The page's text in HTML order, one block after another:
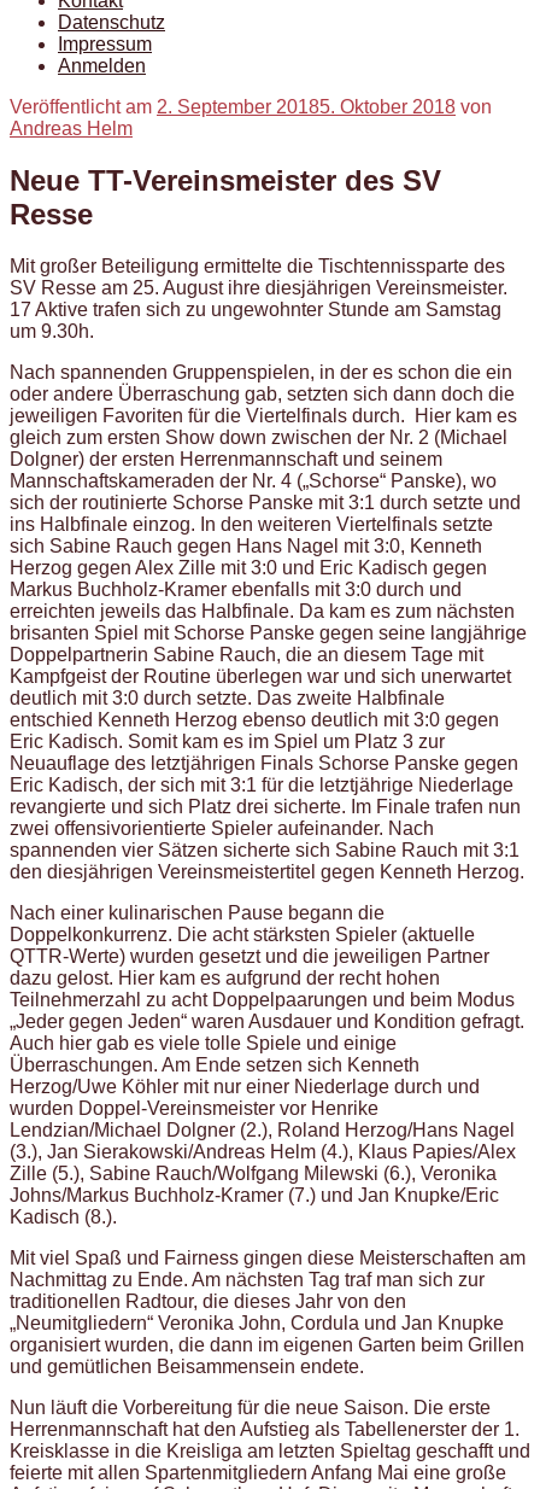
Datenschutz
Impressum
Anmelden
Veröffentlicht am 2. September 20185. Oktober 2018 von
Andreas Helm
Neue TT-Vereinsmeister des SV
Resse
Mit großer Beteiligung ermittelte die Tischtennissparte des
SV Resse am 25. August ihre diesjährigen Vereinsmeister.
17 Aktive trafen sich zu ungewohnter Stunde am Samstag
um 9.30h.
Nach spannenden Gruppenspielen, in der es schon die ein
oder andere Überraschung gab, setzten sich dann doch die
jeweiligen Favoriten für die Viertelfinals durch. Hier kam es
gleich zum ersten Show down zwischen der Nr. 2 (Michael
Dolgner) der ersten Herrenmannschaft und seinem
Mannschaftskameraden der Nr. 4 („Schorse“ Panske), wo
sich der routinierte Schorse Panske mit 3:1 durch setzte und
ins Halbfinale einzog. In den weiteren Viertelfinals setzte
sich Sabine Rauch gegen Hans Nagel mit 3:0, Kenneth
Herzog gegen Alex Zille mit 3:0 und Eric Kadisch gegen
Markus Buchholz-Kramer ebenfalls mit 3:0 durch und
erreichten jeweils das Halbfinale. Da kam es zum nächsten
brisanten Spiel mit Schorse Panske gegen seine langjährige
Doppelpartnerin Sabine Rauch, die an diesem Tage mit
Kampfgeist der Routine überlegen war und sich unerwartet
deutlich mit 3:0 durch setzte. Das zweite Halbfinale
entschied Kenneth Herzog ebenso deutlich mit 3:0 gegen
Eric Kadisch. Somit kam es im Spiel um Platz 3 zur
Neuauflage des letztjährigen Finals Schorse Panske gegen
Eric Kadisch, der sich mit 3:1 für die letztjährige Niederlage
revangierte und sich Platz drei sicherte. Im Finale trafen nun
zwei offensivorientierte Spieler aufeinander. Nach
spannenden vier Sätzen sicherte sich Sabine Rauch mit 3:1
den diesjährigen Vereinsmeistertitel gegen Kenneth Herzog.
Nach einer kulinarischen Pause begann die
Doppelkonkurrenz. Die acht stärksten Spieler (aktuelle
QTTR-Werte) wurden gesetzt und die jeweiligen Partner
dazu gelost. Hier kam es aufgrund der recht hohen
Teilnehmerzahl zu acht Doppelpaarungen und beim Modus
„Jeder gegen Jeden“ waren Ausdauer und Kondition gefragt.
Auch hier gab es viele tolle Spiele und einige
Überraschungen. Am Ende setzen sich Kenneth
Herzog/Uwe Köhler mit nur einer Niederlage durch und
wurden Doppel-Vereinsmeister vor Henrike
Lendzian/Michael Dolgner (2.), Roland Herzog/Hans Nagel
(3.), Jan Sierakowski/Andreas Helm (4.), Klaus Papies/Alex
Zille (5.), Sabine Rauch/Wolfgang Milewski (6.), Veronika
Johns/Markus Buchholz-Kramer (7.) und Jan Knupke/Eric
Kadisch (8.).
Mit viel Spaß und Fairness gingen diese Meisterschaften am
Nachmittag zu Ende. Am nächsten Tag traf man sich zur
traditionellen Radtour, die dieses Jahr von den
„Neumitgliedern“ Veronika John, Cordula und Jan Knupke
organisiert wurden, die dann im eigenen Garten beim Grillen
und gemütlichen Beisammensein endete.
Nun läuft die Vorbereitung für die neue Saison. Die erste
Herrenmannschaft hat den Aufstieg als Tabellenerster der 1.
Kreisklasse in die Kreisliga am letzten Spieltag geschafft und
feierte mit allen Spartenmitgliedern Anfang Mai eine große